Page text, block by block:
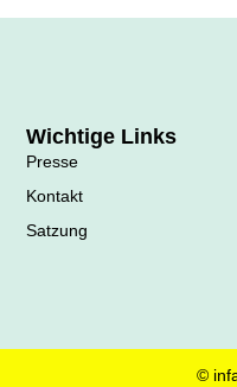
Wichtige Links
Presse
Kontakt
Satzung
©